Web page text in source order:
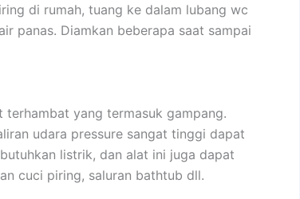
di rumah, tuang ke dalam lubang wc
panas. Diamkan beberapa saat sampai
yang termasuk gampang.
udara pressure sangat tinggi dapat
listrik, dan alat ini juga dapat
cuci piring, saluran bathtub dll.